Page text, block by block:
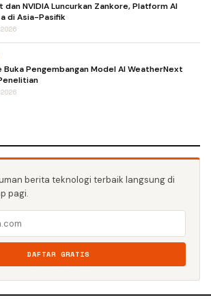
dan NVIDIA Luncurkan Zankore, Platform AI
di Asia-Pasifik
Buka Pengembangan Model AI WeatherNext
berita teknologi terbaik langsung di
pagi.
DAFTAR GRATIS